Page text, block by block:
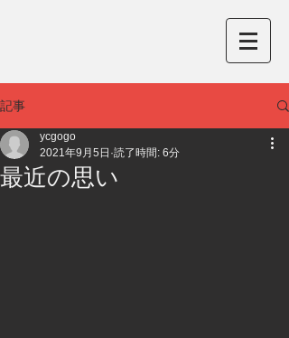
記事
最近の思い
ycgogo
2021年9月5日 読了時間: 6分